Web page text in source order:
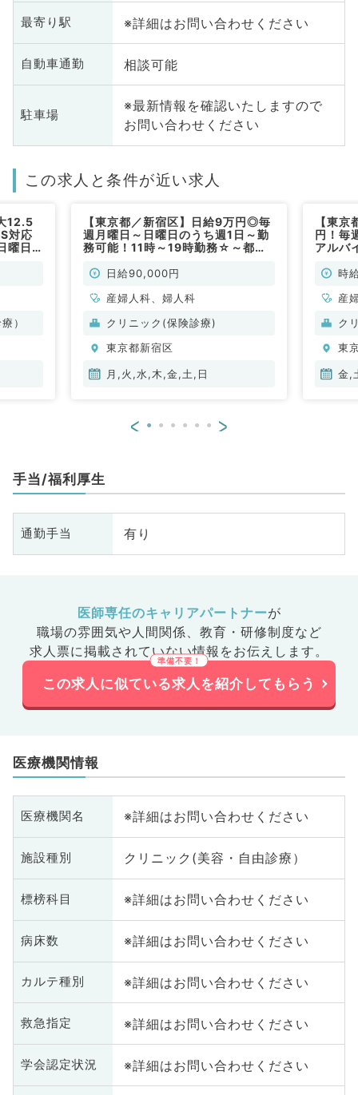
最寄り駅 ※詳細はお問い合わせください
自動車通勤 相談可能
駐車場
※最新情報を確認いたしますので
お問い合わせください
この求人と条件が近い求人
12.5
対応
曜日
）
【東京都／新宿区】日給9万円◎毎
週月曜日～日曜日のうち週1日～勤
務可能！11時～19時勤務☆～都内
（産婦人科、婦人科／非常勤）
日給90,000円
産婦人科、婦人科
クリニック(保険診療)
東京都新宿区
月,火,水,木,金,土,日
【東
円！毎
アルバ
リニ時
産
ク
東
金,
< >
手当/福利厚生
通勤手当 有り
医師専任のキャリアパートナーが
職場の雰囲気や人間関係、 教育・研修制度など
求人票に掲載されていない情報をお伝えします。
この求人に似ている求人を紹介してもらう
医療機関情報
医療機関名 ※詳細はお問い合わせください
施設種別 クリニック(美容・自由診療）
標榜科目 ※詳細はお問い合わせください
病床数 ※詳細はお問い合わせください
カルテ種別 ※詳細はお問い合わせください
救急指定 ※詳細はお問い合わせください
学会認定状況 ※詳細はお問い合わせください